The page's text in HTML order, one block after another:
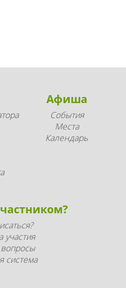
Афиша
События
Места
Календарь
участия
система